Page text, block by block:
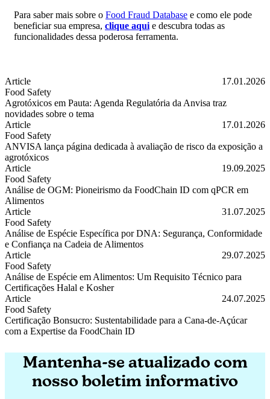
Para saber mais sobre o Food Fraud Database e como ele pode
beneficiar sua empresa, clique aqui e descubra todas as
funcionalidades dessa poderosa ferramenta.
Article
17.01.2026
Food Safety
Agrotóxicos em Pauta: Agenda Regulatória da Anvisa traz
novidades sobre o tema
Agrotóxicos em Pauta: Agenda Regulatória da Anvisa traz novidades
Article
17.01.2026
Food Safety
ANVISA lança página dedicada à avaliação de risco da exposição a
agrotóxicos
ANVISA lança página dedicada à avaliação de risco da exposição a
Article
19.09.2025
Food Safety
Análise de OGM: Pioneirismo da FoodChain ID com qPCR em
Alimentos
Análise de OGM: Pioneirismo da FoodChain ID com qPCR em
Article
31.07.2025
Food Safety
Análise de Espécie Específica por DNA: Segurança, Conformidade
e Confiança na Cadeia de Alimentos
Análise de Espécie Específica por DNA: Segurança, Conformidade
Article
29.07.2025
Food Safety
Análise de Espécie em Alimentos: Um Requisito Técnico para
Certificações Halal e Kosher
Análise de Espécie em Alimentos: Um Requisito Técnico para
Article
24.07.2025
Food Safety
Certificação Bonsucro: Sustentabilidade para a Cana-de-Açúcar
com a Expertise da FoodChain ID
Mantenha-se atualizado com
nosso boletim informativo